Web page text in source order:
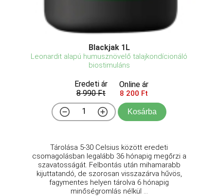
Blackjak 1L
Leonardit alapú humusznövelő talajkondícionáló
biostimuláns
Eredeti ár
8 990 Ft
Online ár
8 200 Ft
Kosárba
Tárolása 5-30 Celsius között eredeti
csomagolásban legalább 36 hónapig megőrzi a
szavatosságát. Felbontás után mihamarabb
kijuttatandó, de szorosan visszazárva hűvös,
fagymentes helyen tárolva 6 hónapig
minőségromlás nélkül ...